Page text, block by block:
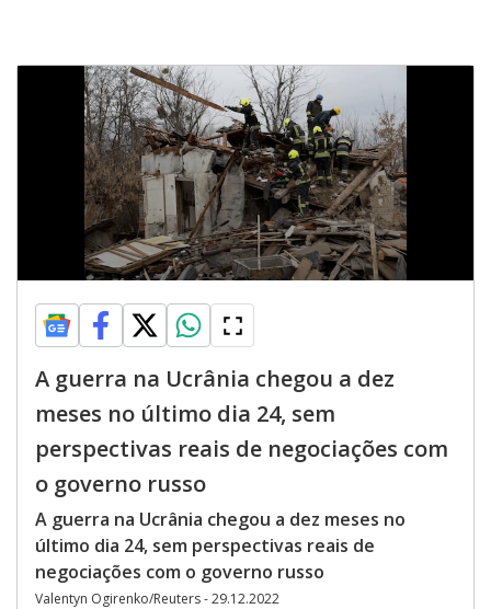
A guerra na Ucrânia chegou a dez
meses no último dia 24, sem
perspectivas reais de negociações com
o governo russo
A guerra na Ucrânia chegou a dez meses no
último dia 24, sem perspectivas reais de
negociações com o governo russo
Valentyn Ogirenko/Reuters - 29.12.2022